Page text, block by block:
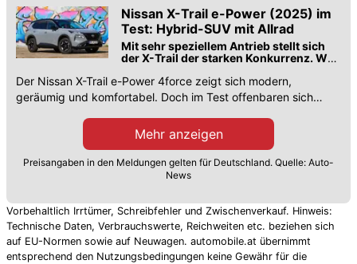
Nissan X-Trail e-Power (2025) im
Test: Hybrid-SUV mit Allrad
Mit sehr speziellem Antrieb stellt sich
der X-Trail der starken Konkurrenz. Was
Klassikers?
Der Nissan X-Trail e-Power 4force zeigt sich modern,
geräumig und komfortabel. Doch im Test offenbaren sich
Mehr anzeigen
Preisangaben in den Meldungen gelten für Deutschland. Quelle: Auto-
News
Vorbehaltlich Irrtümer, Schreibfehler und Zwischenverkauf. Hinweis:
Technische Daten, Verbrauchswerte, Reichweiten etc. beziehen sich
auf EU-Normen sowie auf Neuwagen. automobile.at übernimmt
entsprechend den Nutzungsbedingungen keine Gewähr für die